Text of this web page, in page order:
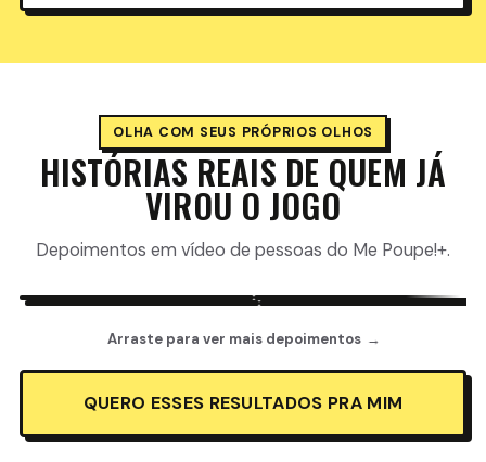
OLHA COM SEUS PRÓPRIOS OLHOS
HISTÓRIAS REAIS DE QUEM JÁ
VIROU O JOGO
Depoimentos em vídeo de pessoas do Me Poupe!+.
Arraste para ver mais depoimentos →
QUERO ESSES RESULTADOS PRA MIM